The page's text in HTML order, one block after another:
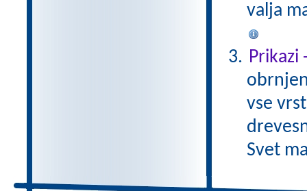
valja
vse
Svet